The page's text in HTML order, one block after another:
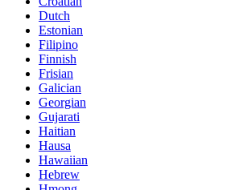
Dutch
Estonian
Filipino
Finnish
Frisian
Galician
Georgian
Gujarati
Haitian
Hausa
Hawaiian
Hebrew